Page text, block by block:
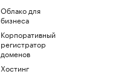
Облако для
бизнеса
Корпоративный
регистратор
доменов
Хостинг